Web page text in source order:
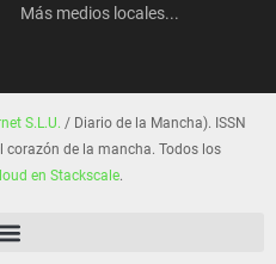
Más medios locales...
S.L.U. / Diario de la Mancha). ISSN
de la mancha. Todos los
en Stackscale.